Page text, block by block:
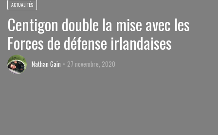
ACTUALITÉS
Centigon double la mise avec les
Forces de défense irlandaises
Nathan Gain 27 novembre, 2020